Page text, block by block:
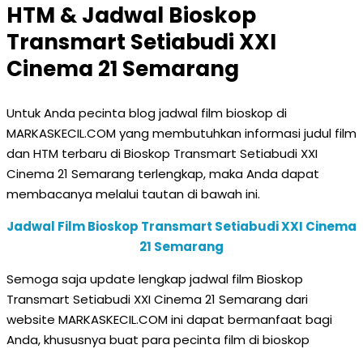
HTM & Jadwal Bioskop
Transmart Setiabudi XXI
Cinema 21 Semarang
Untuk Anda pecinta blog jadwal film bioskop di
MARKASKECIL.COM yang membutuhkan informasi judul film
dan HTM terbaru di Bioskop Transmart Setiabudi XXI
Cinema 21 Semarang terlengkap, maka Anda dapat
membacanya melalui tautan di bawah ini.
Jadwal Film Bioskop Transmart Setiabudi XXI Cinema
21 Semarang
Semoga saja update lengkap jadwal film Bioskop
Transmart Setiabudi XXI Cinema 21 Semarang dari
website MARKASKECIL.COM ini dapat bermanfaat bagi
Anda, khususnya buat para pecinta film di bioskop